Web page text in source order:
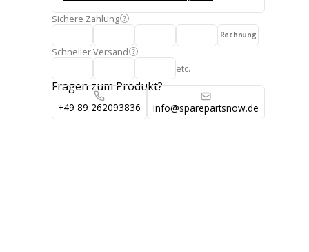
Sichere Zahlung
Rechnung
Schneller Versand
etc.
Fragen zum Produkt?
+49 89 262093836 info@sparepartsnow.de